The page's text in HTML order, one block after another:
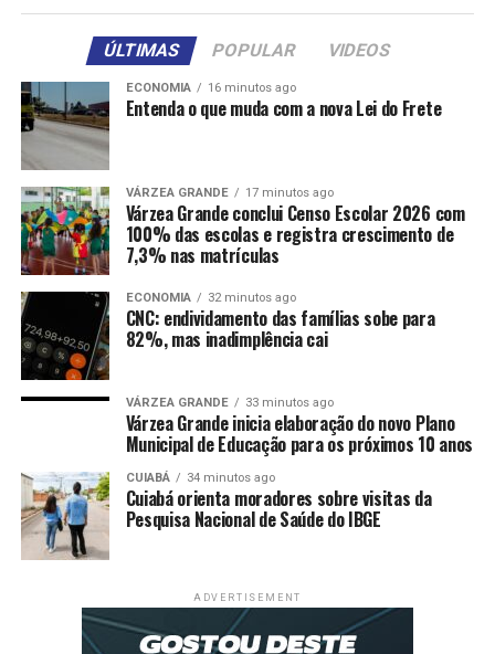
bangalôs e camarotes podem ser adquiridos apenas por
meio do telefone: (65) 99983-1082.
Além de um espaço requintado e confortável, quem
adquirir os bangalôs ou camarotes terá direito
a Open Bar com água, cerveja, energético, refrigerante,
e Open Food com
mais de 20 cortes de carnes e acompanhamentos;
Serviço de garçom;
Praça de alimentação exclusiva coberta. Bem como,
acesso exclusivo ao evento
e ao palco secundário com show exclusivo.
O festival terá 35 estações de carne de atendimento
rápido, nos quais os participantes do evento vão
saborear cortes como picanha, baby beef, ancho, cupim,
chorizo, chuck eye roll, tomahawk, fraldinha, costela,
maminha, linguiça toscana, linguiça de costela, ancho
suíno e hambúrguer.
Programação musical
A programação musical do festival irá agradar aos mais
ecléticos gostos, com sertanejo, samba e música
ÚLTIMAS POPULAR VIDEOS
ECONOMIA 16 minutos ago
Entenda o que muda com a nova Lei do Frete
VÁRZEA GRANDE 17 minutos ago
Várzea Grande conclui Censo Escolar 2026 com
100% das escolas e registra crescimento de
7,3% nas matrículas
ECONOMIA 32 minutos ago
CNC: endividamento das famílias sobe para
82%, mas inadimplência cai
VÁRZEA GRANDE 33 minutos ago
Várzea Grande inicia elaboração do novo Plano
Municipal de Educação para os próximos 10 anos
CUIABÁ 34 minutos ago
Cuiabá orienta moradores sobre visitas da
Pesquisa Nacional de Saúde do IBGE
ADVERTISEMENT